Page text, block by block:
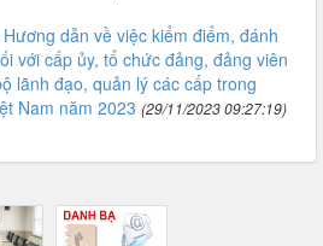
dẫn về việc kiểm điểm, đánh
với cấp ủy, tổ chức đảng, đảng viên
lãnh đạo, quản lý các cấp trong
Nam năm 2023 (29/11/2023 09:27:19)